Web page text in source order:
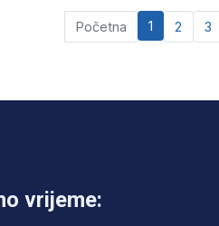
Početna 1 2 3
vrijeme: